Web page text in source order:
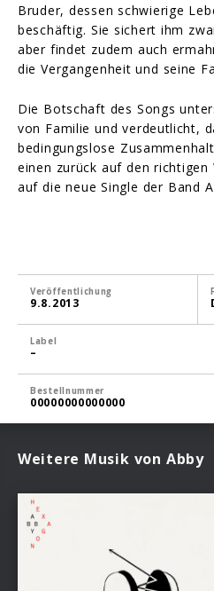
Bruder, dessen schwierige
beschäftig. Sie sichert ihm
aber findet zudem auch
die Vergangenheit und seine
Die Botschaft des Songs
von Familie und verdeutlicht,
bedingungslose
einen zurück auf den richtigen
auf die neue Single der Band
Veröffentlichung
9.8.2013
Label
–
Bestellnummer
00000000000000
Weitere Musik von Abby